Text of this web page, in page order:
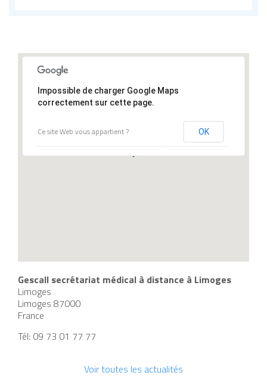
Impossible de charger Google Maps
correctement sur cette page.
Ce site Web vous appartient ? OK
Gescall secrétariat médical à distance à Limoges
Limoges
Limoges 87000
France
Tél: 09 73 01 77 77
Voir toutes les actualités